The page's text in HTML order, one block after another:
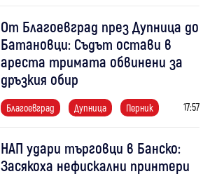
От Благоевград през Дупница до
Батановци: Съдът остави в
ареста тримата обвинени за
дръзкия обир
Благоевград Дупница Перник 17:57
НАП удари търговци в Банско:
Засякоха нефискални принтери